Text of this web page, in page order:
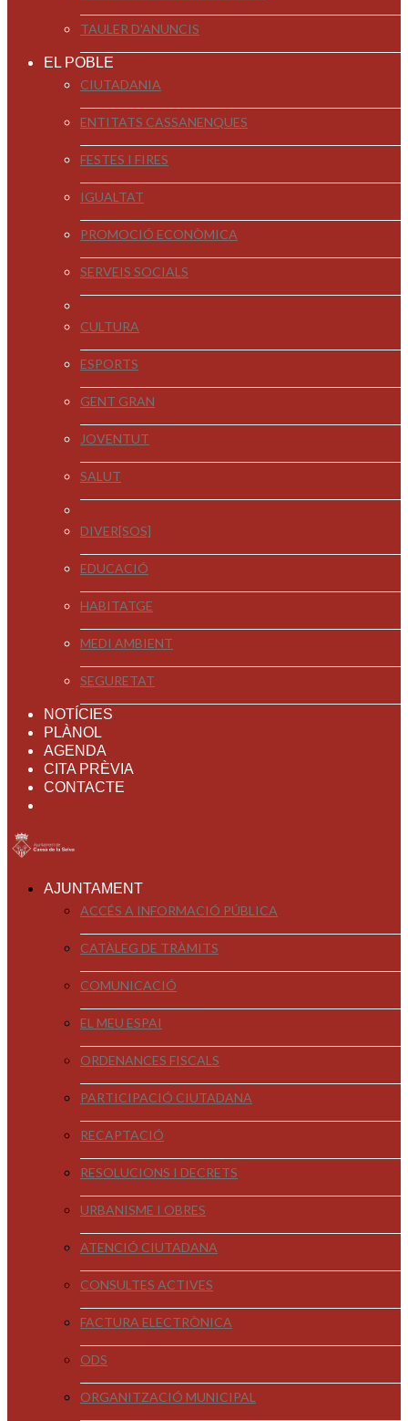
TAULER D'ANUNCIS
EL POBLE
CIUTADANIA
ENTITATS CASSANENQUES
FESTES I FIRES
IGUALTAT
PROMOCIÓ ECONÒMICA
SERVEIS SOCIALS
CULTURA
ESPORTS
GENT GRAN
JOVENTUT
SALUT
DIVER[SOS]
EDUCACIÓ
HABITATGE
MEDI AMBIENT
SEGURETAT
NOTÍCIES
PLÀNOL
AGENDA
CITA PRÈVIA
CONTACTE
AJUNTAMENT
ACCÉS A INFORMACIÓ PÚBLICA
CATÀLEG DE TRÀMITS
COMUNICACIÓ
EL MEU ESPAI
ORDENANCES FISCALS
PARTICIPACIÓ CIUTADANA
RECAPTACIÓ
RESOLUCIONS I DECRETS
URBANISME I OBRES
ATENCIÓ CIUTADANA
CONSULTES ACTIVES
FACTURA ELECTRÒNICA
ODS
ORGANITZACIÓ MUNICIPAL